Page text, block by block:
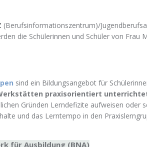
(Berufsinformationszentrum)/
die Schülerinnen und Schüler von
sind ein Bildungsangebot für
praxisorientiert
Gründen Lerndefizite aufweisen oder
und das Lerntempo in den
für Ausbildung (BNA)